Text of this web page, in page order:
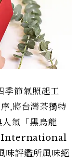
季節氣照起工
,將台灣茶獨特
人氣「黑烏龍
International
評鑑所風味絕